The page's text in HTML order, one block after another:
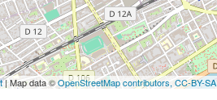
| Map data ©OpenStreetMap contributors, CC-BY-SA